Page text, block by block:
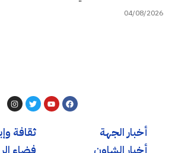
04/08/2026
أخبار الجهة
أخبار الشاون
ثقافة
فضاء